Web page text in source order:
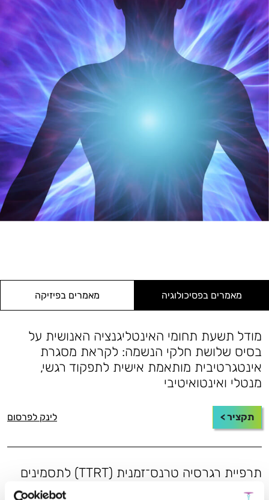
מאמרים בפסיכולוגיה מאמרים בפיזיקה
מודל תשעת תחומי האינטליגנציה האנושית על
בסיס שלושת חלקי הנשמה: לקראת מסגרת
אינטגרטיבית מותאמת אישית לתפקוד רגשי,
מנטלי ואינטואיטיבי
תקציר > לינק לפרסום
תרפיית רגרסיה טרנס־זמנית (TTRT) לתסמינים
הקשורים לטראומה: מסגרת חקר